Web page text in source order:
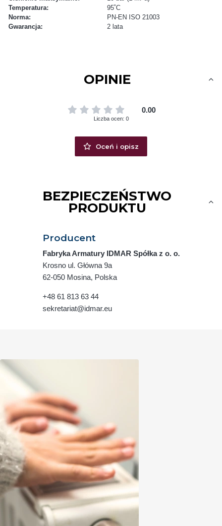
Temperatura:
95˚C
Norma:
PN-EN ISO 21003
Gwarancja:
2 lata
OPINIE
0.00
Liczba ocen: 0
Oceń i opisz
BEZPIECZEŃSTWO
PRODUKTU
Producent
Fabryka Armatury IDMAR Spółka z o. o.
Krosno ul. Główna 9a
62-050 Mosina, Polska
+48 61 813 63 44
sekretariat@idmar.eu